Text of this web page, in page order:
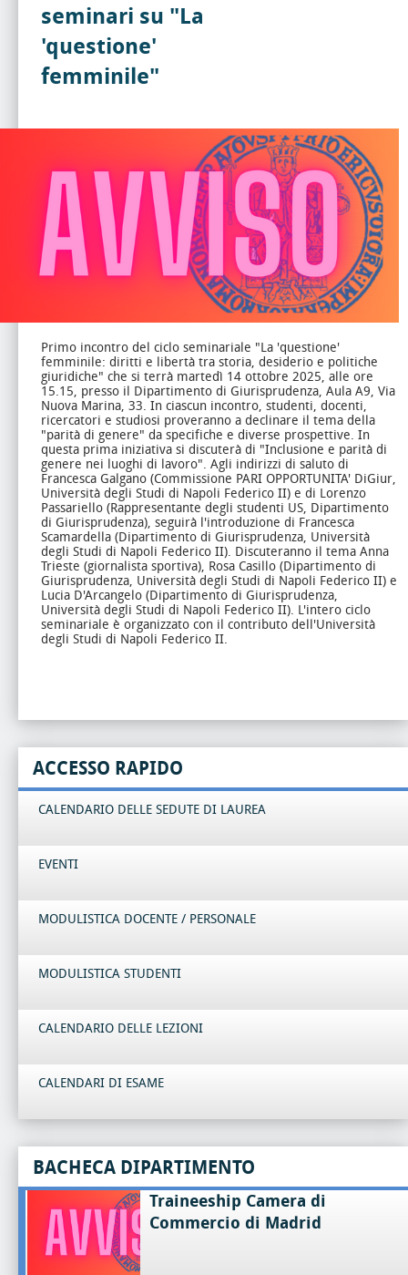
seminari su "La
'questione'
femminile"
Primo incontro del ciclo seminariale "La 'questione'
femminile: diritti e libertà tra storia, desiderio e politiche
giuridiche" che si terrà martedì 14 ottobre 2025, alle ore
15.15, presso il Dipartimento di Giurisprudenza, Aula A9, Via
Nuova Marina, 33. In ciascun incontro, studenti, docenti,
ricercatori e studiosi proveranno a declinare il tema della
"parità di genere" da specifiche e diverse prospettive. In
questa prima iniziativa si discuterà di "Inclusione e parità di
genere nei luoghi di lavoro". Agli indirizzi di saluto di
Francesca Galgano (Commissione PARI OPPORTUNITA' DiGiur,
Università degli Studi di Napoli Federico II) e di Lorenzo
Passariello (Rappresentante degli studenti US, Dipartimento
di Giurisprudenza), seguirà l'introduzione di Francesca
Scamardella (Dipartimento di Giurisprudenza, Università
degli Studi di Napoli Federico II). Discuteranno il tema Anna
Trieste (giornalista sportiva), Rosa Casillo (Dipartimento di
Giurisprudenza, Università degli Studi di Napoli Federico II) e
Lucia D'Arcangelo (Dipartimento di Giurisprudenza,
Università degli Studi di Napoli Federico II). L'intero ciclo
seminariale è organizzato con il contributo dell'Università
degli Studi di Napoli Federico II.
ACCESSO RAPIDO
CALENDARIO DELLE SEDUTE DI LAUREA
EVENTI
MODULISTICA DOCENTE / PERSONALE
MODULISTICA STUDENTI
CALENDARIO DELLE LEZIONI
CALENDARI DI ESAME
BACHECA DIPARTIMENTO
Traineeship Camera di
Commercio di Madrid